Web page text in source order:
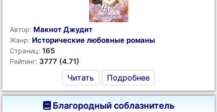
Автор: Макнот Джудит
Жанр: Исторические любовные романы
Страниц: 165
Рейтинг: 3777 (4.71)
Читать Подробнее
Благородный соблазнитель